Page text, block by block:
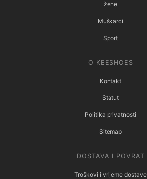
žene
Muškarci
Sport
O KEESHOES
Kontakt
Statut
Politika privatnosti
Sitemap
DOSTAVA I POVRAT
Troškovi i vrijeme dostave